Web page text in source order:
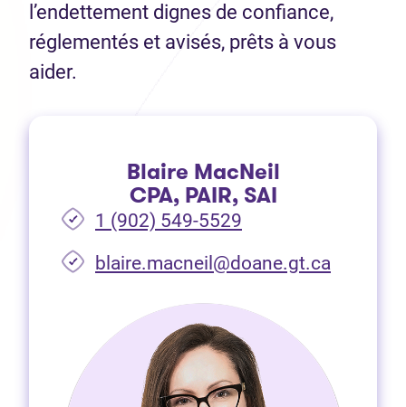
l’endettement dignes de confiance,
réglementés et avisés, prêts à vous
aider.
Blaire MacNeil
CPA, PAIR, SAI
1 (902) 549-5529
blaire.macneil@doane.gt.ca